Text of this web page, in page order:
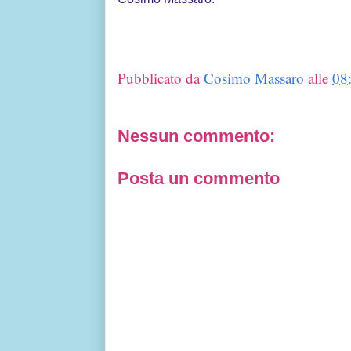
Pubblicato daCosimo Massaro alle
Nessun commento:
Posta un commento